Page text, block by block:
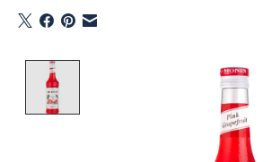
Product image slideshow Items